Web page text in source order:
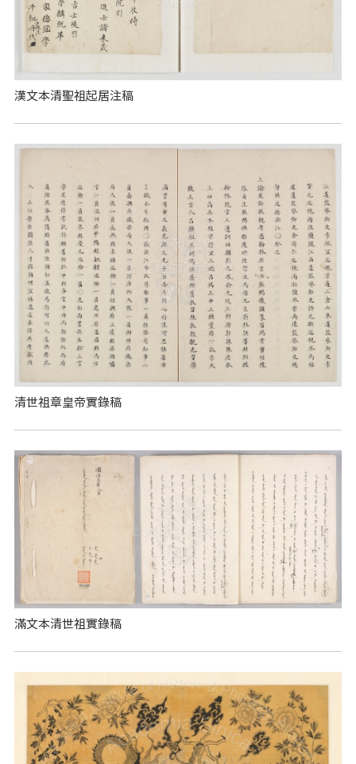
漢文本清聖祖起居注稿
清世祖章皇帝實錄稿
滿文本清世祖實錄稿